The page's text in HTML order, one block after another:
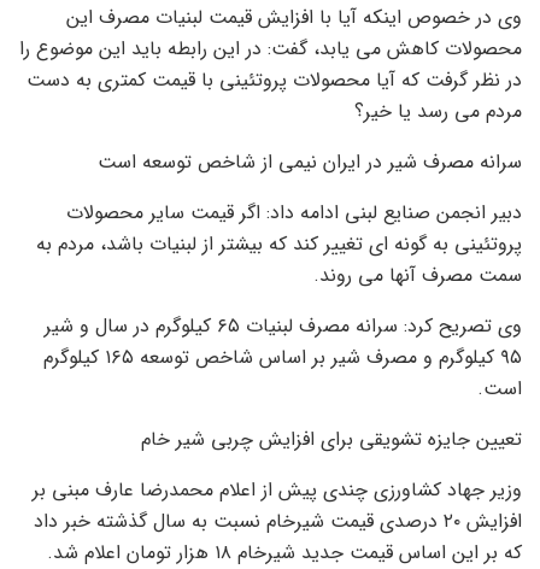
وی در خصوص اینکه آیا با افزایش قیمت لبنیات مصرف این
محصولات کاهش می یابد، گفت: در این رابطه باید این موضوع را
در نظر گرفت که آیا محصولات پروتئینی با قیمت کمتری به دست
مردم می رسد یا خیر؟
سرانه مصرف شیر در ایران نیمی از شاخص توسعه است
دبیر انجمن صنایع لبنی ادامه داد: اگر قیمت سایر محصولات
پروتئینی به گونه ای تغییر کند که بیشتر از لبنیات باشد، مردم به
سمت مصرف آنها می روند.
وی تصریح کرد: سرانه مصرف لبنیات ۶۵ کیلوگرم در سال و شیر
۹۵ کیلوگرم و مصرف شیر بر اساس شاخص توسعه ۱۶۵ کیلوگرم
است.
تعیین جایزه تشویقی برای افزایش چربی شیر خام
وزیر جهاد کشاورزی چندی پیش از اعلام محمدرضا عارف مبنی بر
افزایش ۲۰ درصدی قیمت شیرخام نسبت به سال گذشته خبر داد
که بر این اساس قیمت جدید شیرخام ۱۸ هزار تومان اعلام شد.